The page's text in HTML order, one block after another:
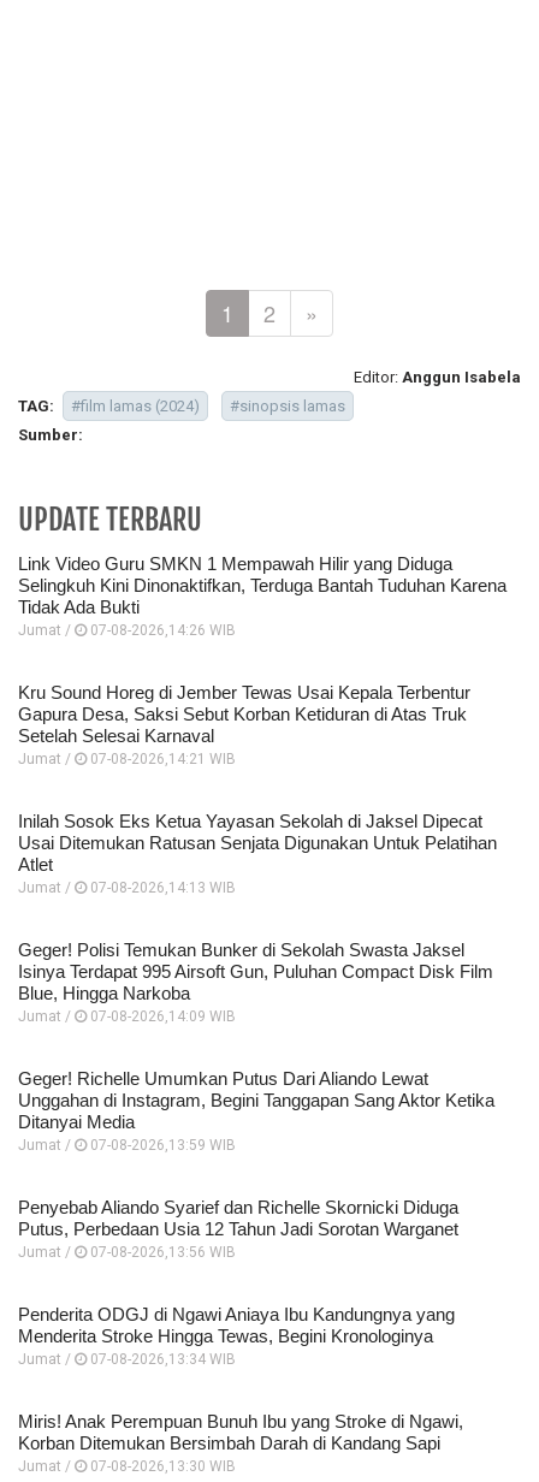
1 2 »
Editor: Anggun Isabela
TAG:
#film lamas (2024)
#sinopsis lamas
Sumber:
UPDATE TERBARU
Link Video Guru SMKN 1 Mempawah Hilir yang Diduga
Selingkuh Kini Dinonaktifkan, Terduga Bantah Tuduhan Karena
Tidak Ada Bukti
Jumat / 07-08-2026,14:26 WIB
Kru Sound Horeg di Jember Tewas Usai Kepala Terbentur
Gapura Desa, Saksi Sebut Korban Ketiduran di Atas Truk
Setelah Selesai Karnaval
Jumat / 07-08-2026,14:21 WIB
Inilah Sosok Eks Ketua Yayasan Sekolah di Jaksel Dipecat
Usai Ditemukan Ratusan Senjata Digunakan Untuk Pelatihan
Atlet
Jumat / 07-08-2026,14:13 WIB
Geger! Polisi Temukan Bunker di Sekolah Swasta Jaksel
Isinya Terdapat 995 Airsoft Gun, Puluhan Compact Disk Film
Blue, Hingga Narkoba
Jumat / 07-08-2026,14:09 WIB
Geger! Richelle Umumkan Putus Dari Aliando Lewat
Unggahan di Instagram, Begini Tanggapan Sang Aktor Ketika
Ditanyai Media
Jumat / 07-08-2026,13:59 WIB
Penyebab Aliando Syarief dan Richelle Skornicki Diduga
Putus, Perbedaan Usia 12 Tahun Jadi Sorotan Warganet
Jumat / 07-08-2026,13:56 WIB
Penderita ODGJ di Ngawi Aniaya Ibu Kandungnya yang
Menderita Stroke Hingga Tewas, Begini Kronologinya
Jumat / 07-08-2026,13:34 WIB
Miris! Anak Perempuan Bunuh Ibu yang Stroke di Ngawi,
Korban Ditemukan Bersimbah Darah di Kandang Sapi
Jumat / 07-08-2026,13:30 WIB